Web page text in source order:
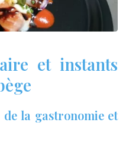
et instants
la gastronomie et